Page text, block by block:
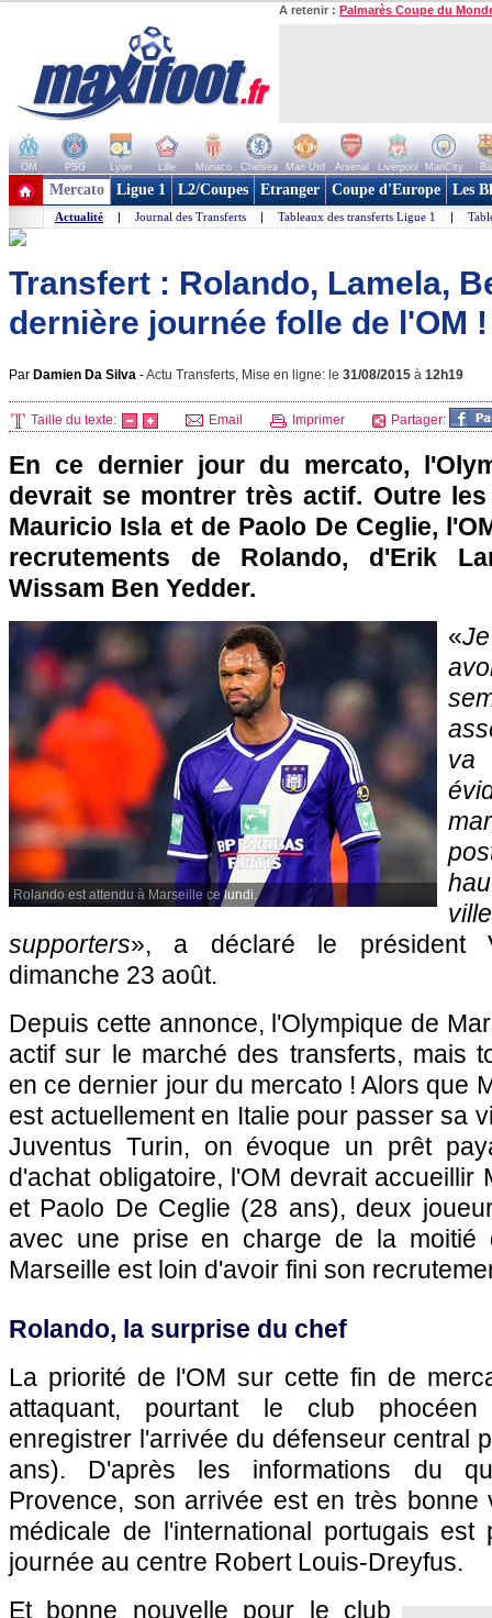
A retenir : Palmarès Coupe du
OM PSG Lyon Lille Monaco Chelsea Man Utd Arsenal Liverpool ManCity
+ de clubs
Mercato Ligue 1 L2/Coupes Etranger Coupe d'Europe Les
Actualité | Journal des Transferts | Tableaux des transferts Ligue 1 |
Transfert : Rolando, Lamela,
dernière journée folle de l'OM !
Par Damien Da Silva -Actu Transferts, Mise en ligne: le 31/08/2015 à 12h19
Taille du texte: Email Imprimer Partager:
En ce dernier jour du mercato,
devrait se montrer très actif. Outre
Mauricio Isla et de Paolo De Ceglie,
recrutements de Rolando, d'Erik
Wissam Ben Yedder.
Rolando est attendu à Marseille ce lundi.
«
va
supporters», a déclaré le président
dimanche 23 août.
Depuis cette annonce, l'Olympique de
actif sur le marché des transferts, mais
en ce dernier jour du mercato ! Alors que
est actuellement en Italie pour passer sa
Juventus Turin, on évoque un prêt
d'achat obligatoire, l'OM devrait accueillir
et Paolo De Ceglie (28 ans), deux
avec une prise en charge de la moitié
Marseille est loin d'avoir fini son
Rolando, la surprise du chef
La priorité de l'OM sur cette fin de
attaquant, pourtant le club phocéen
enregistrer l'arrivée du défenseur central
ans). D'après les informations du
Provence, son arrivée est en très bonne
médicale de l'international portugais est
journée au centre Robert Louis-Dreyfus.
Et bonne nouvelle pour le club